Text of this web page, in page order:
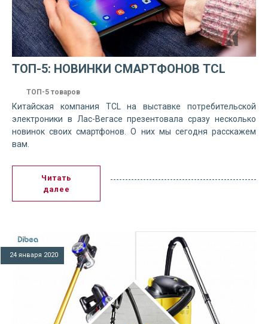
ТОП-5: НОВИНКИ СМАРТФОНОВ TCL
ТОП-5 товаров
Китайская компания TCL на выставке потребительской
электроники в Лас-Вегасе презентовала сразу несколько
новинок своих смартфонов. О них мы сегодня расскажем
вам.
Читать
далее
24 января 2020